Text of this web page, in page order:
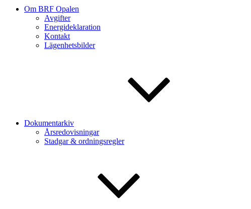
Om BRF Opalen
Avgifter
Energideklaration
Kontakt
Lägenhetsbilder
Dokumentarkiv
Årsredovisningar
Stadgar & ordningsregler